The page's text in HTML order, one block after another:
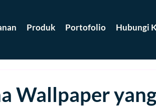
Produk Portofolio Hubungi
Wallpaper